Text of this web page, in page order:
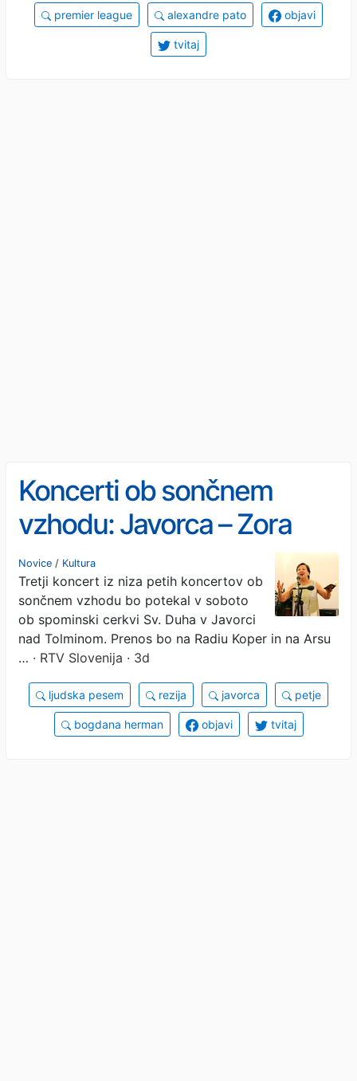
premier league alexandre pato objavi
tvitaj
Koncerti ob sončnem
vzhodu: Javorca – Zora
miru
Novice / Kultura
Tretji koncert iz niza petih koncertov ob
sončnem vzhodu bo potekal v soboto
ob spominski cerkvi Sv. Duha v Javorci
nad Tolminom. Prenos bo na Radiu Koper in na Arsu
… · RTV Slovenija · 3d
ljudska pesem rezija javorca petje
bogdana herman objavi tvitaj